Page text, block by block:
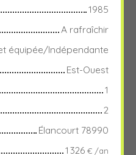
1985
A rafraîchir
équipée/Indépendante
Est-Ouest
1
2
Élancourt 78990
1 326 € /an